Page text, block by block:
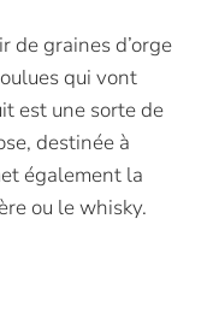
de graines d’orge
qui vont
est une sorte de
destinée à
également la
ou le whisky.